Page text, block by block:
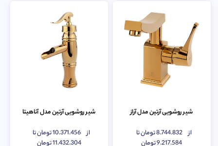
شیر روشویی آرتین مدل آراز
امتیاز
0
از 8.744.832تومانتا
9.217.584تومان
شیر روشویی آرتین مدل آناهیتا
امتیاز
0
از 10.371.456تومانتا
11.432.304تومان